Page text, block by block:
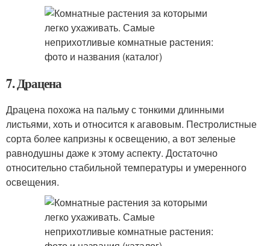
7. Драцена
Драцена похожа на пальму с тонкими длинными
листьями, хоть и относится к агавовым. Пестролистные
сорта более капризны к освещению, а вот зеленые
равнодушны даже к этому аспекту. Достаточно
относительно стабильной температуры и умеренного
освещения.